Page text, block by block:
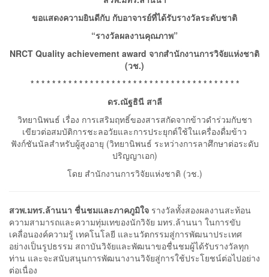
ขอแสดงความยินดีกับ กับอาจารย์ที่ได้รับรางวัลระดับชาติ
“รางวัลผลงานคุณภาพ”
NRCT Quality achievement award จากสำนักงานการวิจัยแห่งชาติ
(วช.)
* * * * * * * * * * * * * * * * * * * * * * * * * * * * * * * * * * * * * * *
ดร.ณัฐธินี สาลี
วิทยานิพนธ์ เรื่อง การเสริมฤทธิ์ของสารสกัดจากข้าวดำร่วมกับชา
เขียวต่อสมบัติการชะลอวัยและการประยุกต์ใช้ในเครื่องดื่มข้าว
ฟังก์ชันนัลสำหรับผู้สูงอายุ (วิทยานิพนธ์ ระหว่างการลาศึกษาต่อระดับ
ปริญญาเอก)
โดย สำนักงานการวิจัยแห่งชาติ (วช.)
สวพ.มทร.ล้านนา ชื่นชมและภาคภูมิใจ รางวัลทั้งสองผลงานสะท้อน
ความสามารถและความทุ่มเทของนักวิจัย มทร.ล้านนา ในการขับ
เคลื่อนองค์ความรู้ เทคโนโลยี และนวัตกรรมสู่การพัฒนาประเทศ
อย่างเป็นรูปธรรม สถาบันวิจัยและพัฒนาขอชื่นชมผู้ได้รับรางวัลทุก
ท่าน และจะสนับสนุนการพัฒนางานวิจัยสู่การใช้ประโยชน์ต่อไปอย่าง
ต่อเนื่อง